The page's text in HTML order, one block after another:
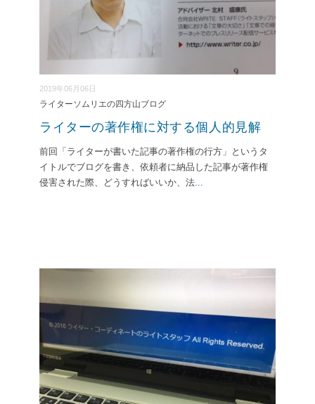
2019年06月06日
ライターソムリエの四方山ブログ
ライターの著作権に対する個人的見解
前回「ライターが書いた記事の著作権の行方」というタ
イトルでブログを書き、依頼者に納品した記事が著作権
侵害された際、どうすればいいか、法...